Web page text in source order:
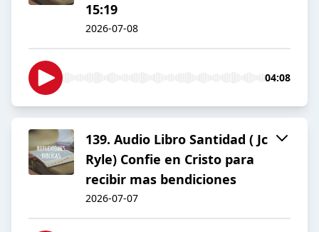
15:19
2026-07-08
04:08
139. Audio Libro Santidad ( Jc
Ryle) Confie en Cristo para
recibir mas bendiciones
2026-07-07